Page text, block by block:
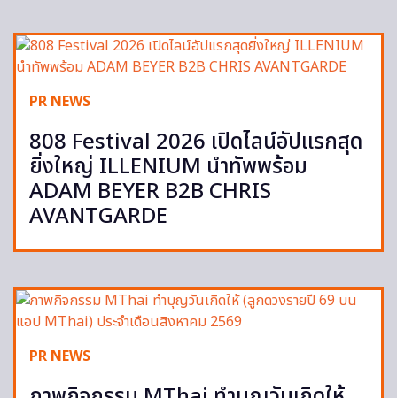
PR NEWS
808 Festival 2026 เปิดไลน์อัปแรกสุด
ยิ่งใหญ่ ILLENIUM นำทัพพร้อม
ADAM BEYER B2B CHRIS
AVANTGARDE
PR NEWS